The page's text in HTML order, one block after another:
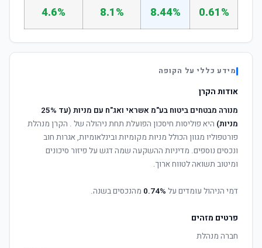
0.61%
8.44%
8.1%
4.6%
מידע כללי על הקופה
אודות הקרן
מנורה מבטחים ביטוח בע"מ אשראי ואג"ח עם מניות (עד 25%
מניות) היא פוליסות חיסכון הפועלת תחת ניהולה של . הקרן מנהלת
פורטפוליו מגוון הכולל מניות מקומיות ובינלאומיות, אגרות חוב
ונכסים נוספים. מדיניות ההשקעה שמה דגש על פיזור סיכונים
ומיטוב תשואה לטווח ארוך.
דמי הניהול עומדים על 0.74% מהנכסים בשנה.
פרטים מזהים
חברה מנהלת